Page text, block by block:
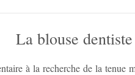
La blouse
à la recherche de la tenue